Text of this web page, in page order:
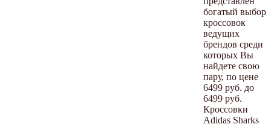
богатый выбор
кроссовок
ведущих
брендов среди
которых Вы
найдете свою
пару, по цене
6499 руб. до
6499 руб.
Кроссовки
Adidas Sharks